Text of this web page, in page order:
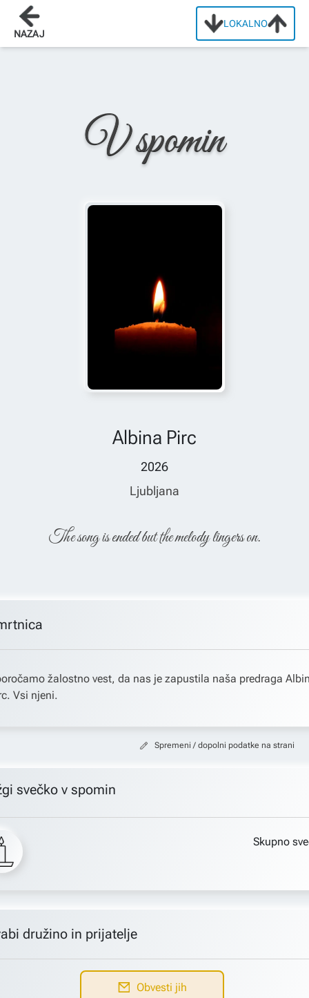
LOKALNO
NAZAJ
Domov
V spomin
Albina Pirc
2026
Ljubljana
The song is ended but the melody lingers on.
žalostno vest, da nas je zapustila naša predraga
Vsi njeni.
Spremeni / dopolni podatke na strani
svečko v spomin
Skupno
družino in prijatelje
Obvesti jih